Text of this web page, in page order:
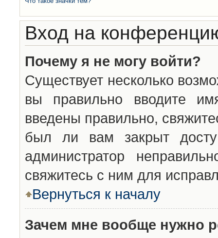
Вход на
Почему я не могу войти?
Существует несколько
вы правильно вводите
введены правильно,
был ли вам закрыт
администратор
свяжитесь с ним для
Вернуться к началу
Зачем мне вообще нужно